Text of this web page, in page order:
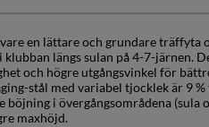
en lättare och grundare träffyta
längs sulan på 4-7-järnen.
och högre utgångsvinkel för
stål med variabel tjocklek är 9
i övergångsområdena (sula
maxhöjd.